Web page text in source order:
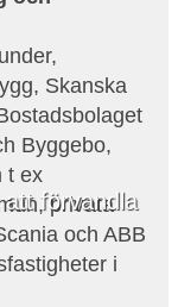
förvandla
Skanska
Byggebo,
t ex
privata
och ABB
i